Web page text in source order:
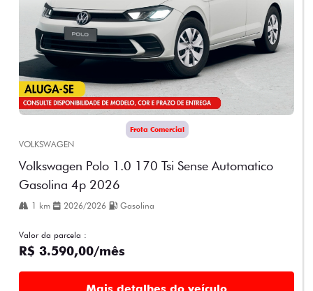
Frota Comercial
VOLKSWAGEN
Volkswagen Polo 1.0 170 Tsi Sense Automatico
Gasolina 4p 2026
1 km 2026/2026 Gasolina
Valor da parcela :
R$ 3.590,00/mês